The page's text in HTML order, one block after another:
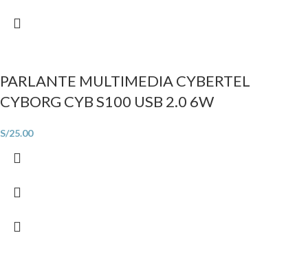
PARLANTE MULTIMEDIA CYBERTEL
CYBORG CYB S100 USB 2.0 6W
S/25.00